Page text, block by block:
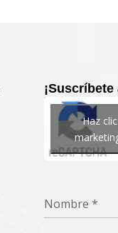
Haz
Nombre *